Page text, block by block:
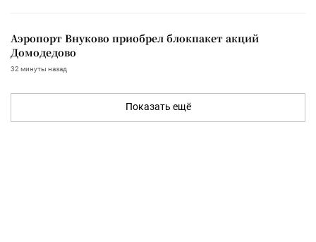
Аэропорт Внуково приобрел блокпакет акций
Домодедово
32 минуты назад
Показать ещё